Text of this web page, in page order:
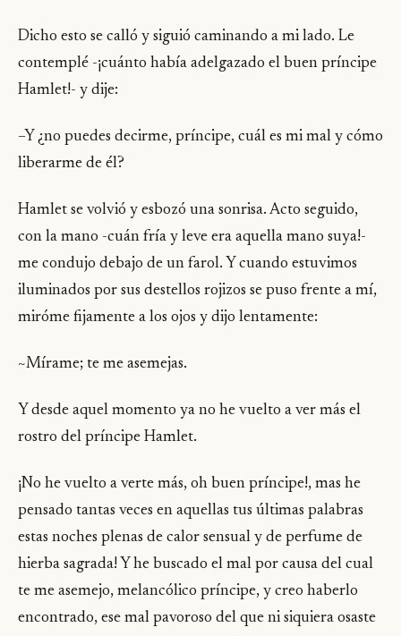
Dicho esto se calló y siguió caminando a mi lado. Le
contemplé -¡cuánto había adelgazado el buen príncipe
Hamlet!- y dije:
–Y ¿no puedes decirme, príncipe, cuál es mi mal y cómo
liberarme de él?
Hamlet se volvió y esbozó una sonrisa. Acto seguido,
con la mano -cuán fría y leve era aquella mano suya!-
me condujo debajo de un farol. Y cuando estuvimos
iluminados por sus destellos rojizos se puso frente a mí,
miróme fijamente a los ojos y dijo lentamente:
~Mírame; te me asemejas.
Y desde aquel momento ya no he vuelto a ver más el
rostro del príncipe Hamlet.
¡No he vuelto a verte más, oh buen príncipe!, mas he
pensado tantas veces en aquellas tus últimas palabras
estas noches plenas de calor sensual y de perfume de
hierba sagrada! Y he buscado el mal por causa del cual
te me asemejo, melancólico príncipe, y creo haberlo
encontrado, ese mal pavoroso del que ni siquiera osaste